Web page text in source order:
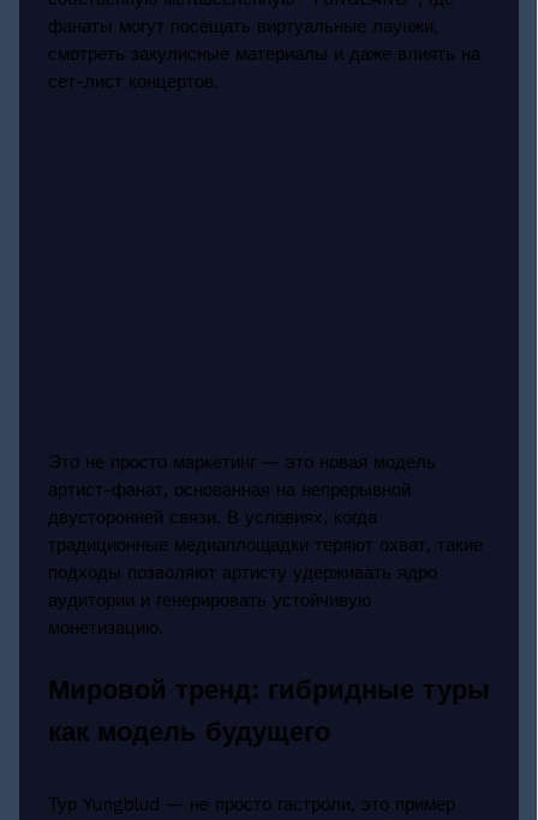
фанаты могут посещать виртуальные лаунжи,
смотреть закулисные материалы и даже влиять на
сет-лист концертов.
Это не просто маркетинг — это новая модель
артист-фанат, основанная на непрерывной
двусторонней связи. В условиях, когда
традиционные медиаплощадки теряют охват, такие
подходы позволяют артисту удерживать ядро
аудитории и генерировать устойчивую
монетизацию.
Мировой тренд: гибридные туры
как модель будущего
Тур Yungblud — не просто гастроли, это пример